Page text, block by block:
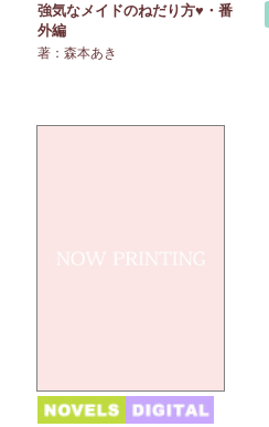
強気なメイドのねだり方♥・番
外編
著：森本あき